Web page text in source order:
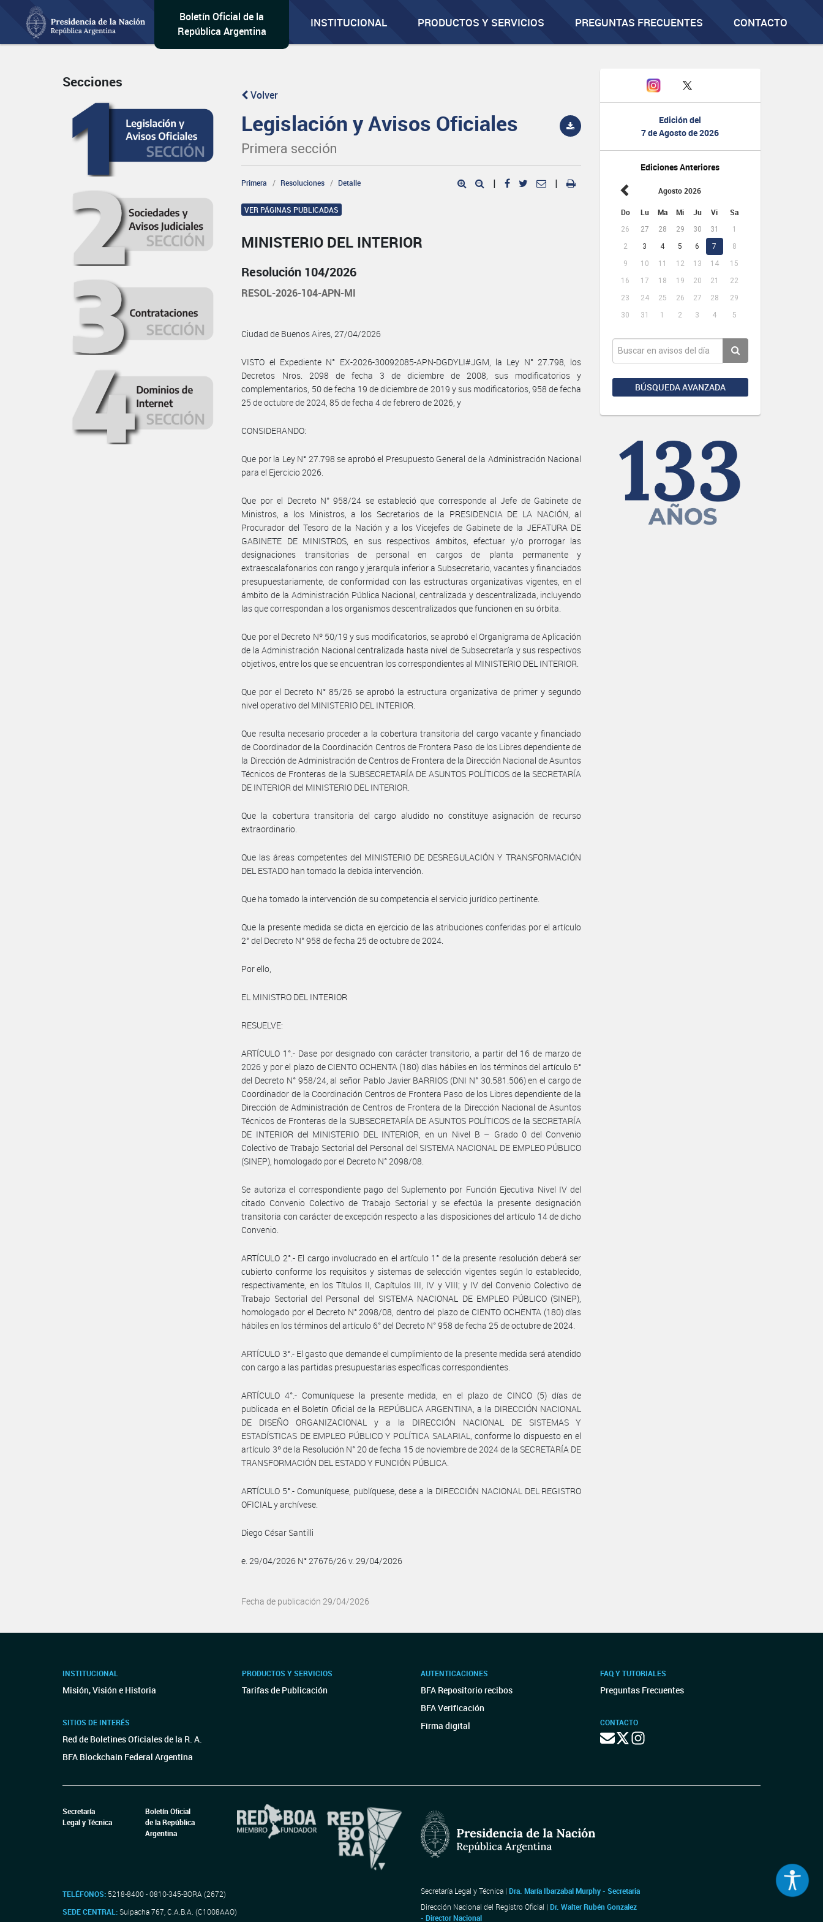
Boletín Oficial de la
República Argentina
INSTITUCIONAL PRODUCTOS Y SERVICIOS PREGUNTAS FRECUENTES CONTACTO
Edición del
7 de Agosto de 2026
Ediciones Anteriores
Agosto 2026
Do Lu Ma Mi Ju Vi Sa
26 27 28 29 30 31
1
2
3 4 5 6 7
8
9
10 11 12 13 14
15
16
17 18 19 20 21
22
23
24 25 26 27 28
29
30
31 1 2 3 4 5
BÚSQUEDA AVANZADA
Secciones
Volver
Legislación y Avisos Oficiales
Primera sección
Primera Resoluciones Detalle | |
VER PÁGINAS PUBLICADAS
MINISTERIO DEL INTERIOR
Resolución 104/2026
RESOL-2026-104-APN-MI
Ciudad de Buenos Aires, 27/04/2026
VISTO el Expediente N° EX-2026-30092085-APN-DGDYLI#JGM, la Ley N° 27.798, los
Decretos Nros. 2098 de fecha 3 de diciembre de 2008, sus modificatorios y
complementarios, 50 de fecha 19 de diciembre de 2019 y sus modificatorios, 958 de fecha
25 de octubre de 2024, 85 de fecha 4 de febrero de 2026, y
CONSIDERANDO:
Que por la Ley N° 27.798 se aprobó el Presupuesto General de la Administración Nacional
para el Ejercicio 2026.
Que por el Decreto N° 958/24 se estableció que corresponde al Jefe de Gabinete de
Ministros, a los Ministros, a los Secretarios de la PRESIDENCIA DE LA NACIÓN, al
Procurador del Tesoro de la Nación y a los Vicejefes de Gabinete de la JEFATURA DE
GABINETE DE MINISTROS, en sus respectivos ámbitos, efectuar y/o prorrogar las
designaciones transitorias de personal en cargos de planta permanente y
extraescalafonarios con rango y jerarquía inferior a Subsecretario, vacantes y financiados
presupuestariamente, de conformidad con las estructuras organizativas vigentes, en el
ámbito de la Administración Pública Nacional, centralizada y descentralizada, incluyendo
las que correspondan a los organismos descentralizados que funcionen en su órbita.
Que por el Decreto Nº 50/19 y sus modificatorios, se aprobó el Organigrama de Aplicación
de la Administración Nacional centralizada hasta nivel de Subsecretaría y sus respectivos
objetivos, entre los que se encuentran los correspondientes al MINISTERIO DEL INTERIOR.
Que por el Decreto N° 85/26 se aprobó la estructura organizativa de primer y segundo
nivel operativo del MINISTERIO DEL INTERIOR.
Que resulta necesario proceder a la cobertura transitoria del cargo vacante y financiado
de Coordinador de la Coordinación Centros de Frontera Paso de los Libres dependiente de
la Dirección de Administración de Centros de Frontera de la Dirección Nacional de Asuntos
Técnicos de Fronteras de la SUBSECRETARÍA DE ASUNTOS POLÍTICOS de la SECRETARÍA
DE INTERIOR del MINISTERIO DEL INTERIOR.
Que la cobertura transitoria del cargo aludido no constituye asignación de recurso
extraordinario.
Que las áreas competentes del MINISTERIO DE DESREGULACIÓN Y TRANSFORMACIÓN
DEL ESTADO han tomado la debida intervención.
Que ha tomado la intervención de su competencia el servicio jurídico pertinente.
Que la presente medida se dicta en ejercicio de las atribuciones conferidas por el artículo
2° del Decreto N° 958 de fecha 25 de octubre de 2024.
Por ello,
EL MINISTRO DEL INTERIOR
RESUELVE:
ARTÍCULO 1°.- Dase por designado con carácter transitorio, a partir del 16 de marzo de
2026 y por el plazo de CIENTO OCHENTA (180) días hábiles en los términos del artículo 6°
del Decreto N° 958/24, al señor Pablo Javier BARRIOS (DNI N° 30.581.506) en el cargo de
Coordinador de la Coordinación Centros de Frontera Paso de los Libres dependiente de la
Dirección de Administración de Centros de Frontera de la Dirección Nacional de Asuntos
Técnicos de Fronteras de la SUBSECRETARÍA DE ASUNTOS POLÍTICOS de la SECRETARÍA
DE INTERIOR del MINISTERIO DEL INTERIOR, en un Nivel B – Grado 0 del Convenio
Colectivo de Trabajo Sectorial del Personal del SISTEMA NACIONAL DE EMPLEO PÚBLICO
(SINEP), homologado por el Decreto N° 2098/08.
Se autoriza el correspondiente pago del Suplemento por Función Ejecutiva Nivel IV del
citado Convenio Colectivo de Trabajo Sectorial y se efectúa la presente designación
transitoria con carácter de excepción respecto a las disposiciones del artículo 14 de dicho
Convenio.
ARTÍCULO 2°.- El cargo involucrado en el artículo 1° de la presente resolución deberá ser
cubierto conforme los requisitos y sistemas de selección vigentes según lo establecido,
respectivamente, en los Títulos II, Capítulos III, IV y VIII; y IV del Convenio Colectivo de
Trabajo Sectorial del Personal del SISTEMA NACIONAL DE EMPLEO PÚBLICO (SINEP),
homologado por el Decreto N° 2098/08, dentro del plazo de CIENTO OCHENTA (180) días
hábiles en los términos del artículo 6° del Decreto N° 958 de fecha 25 de octubre de 2024.
ARTÍCULO 3°.- El gasto que demande el cumplimiento de la presente medida será atendido
con cargo a las partidas presupuestarias específicas correspondientes.
ARTÍCULO 4°.- Comuníquese la presente medida, en el plazo de CINCO (5) días de
publicada en el Boletín Oficial de la REPÚBLICA ARGENTINA, a la DIRECCIÓN NACIONAL
DE DISEÑO ORGANIZACIONAL y a la DIRECCIÓN NACIONAL DE SISTEMAS Y
ESTADÍSTICAS DE EMPLEO PÚBLICO Y POLÍTICA SALARIAL, conforme lo dispuesto en el
artículo 3º de la Resolución N° 20 de fecha 15 de noviembre de 2024 de la SECRETARÍA DE
TRANSFORMACIÓN DEL ESTADO Y FUNCIÓN PÚBLICA.
ARTÍCULO 5°.- Comuníquese, publíquese, dese a la DIRECCIÓN NACIONAL DEL REGISTRO
OFICIAL y archívese.
Diego César Santilli
e. 29/04/2026 N° 27676/26 v. 29/04/2026
Fecha de publicación 29/04/2026
INSTITUCIONAL
Misión, Visión e Historia
SITIOS DE INTERÉS
Red de Boletines Oficiales de la R. A.
BFA Blockchain Federal Argentina
PRODUCTOS Y SERVICIOS
Tarifas de Publicación
AUTENTICACIONES
BFA Repositorio recibos
BFA Verificación
Firma digital
FAQ Y TUTORIALES
Preguntas Frecuentes
CONTACTO
Secretaría
Legal y Técnica
Boletín Oficial
de la República
Argentina
TELÉFONOS: 5218-8400 - 0810-345-BORA (2672)
SEDE CENTRAL:Suipacha 767, C.A.B.A. (C1008AAO)
Secretaría Legal y Técnica | Dra. María Ibarzabal Murphy - Secretaria
Dirección Nacional del Registro Oficial | Dr. Walter Rubén Gonzalez
- Director Nacional